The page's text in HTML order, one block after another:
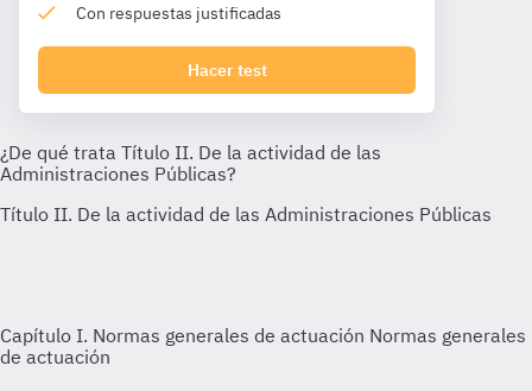
Con respuestas justificadas
Hacer test
Capítulo I. Normas generales de actuación Normas generales
de actuación